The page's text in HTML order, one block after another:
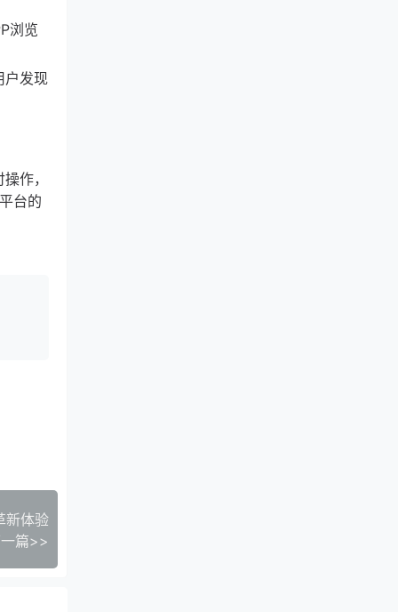
浏览
户发现
作，
台的
新体验
篇>>